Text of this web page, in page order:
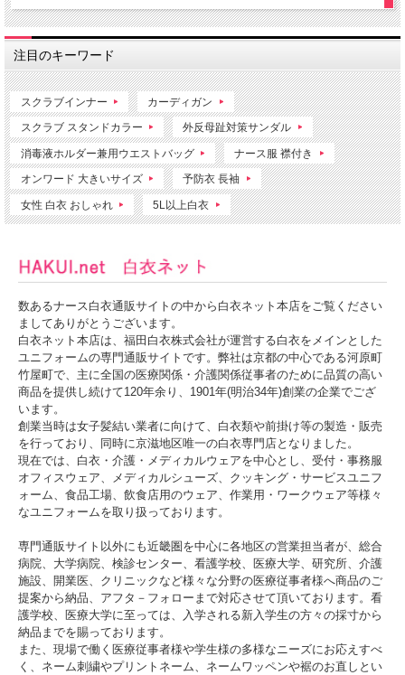
注目のキーワード
スクラブインナー カーディガン
スクラブ スタンドカラー 外反母趾対策サンダル
消毒液ホルダー兼用ウエストバッグ ナース服 襟付き
オンワード 大きいサイズ 予防衣 長袖
女性 白衣 おしゃれ 5L以上白衣
数あるナース白衣通販サイトの中から白衣ネット本店をご覧ください
ましてありがとうございます。
白衣ネット本店は、福田白衣株式会社が運営する白衣をメインとした
ユニフォームの専門通販サイトです。弊社は京都の中心である河原町
竹屋町で、主に全国の医療関係・介護関係従事者のために品質の高い
商品を提供し続けて120年余り、1901年(明治34年)創業の企業でござ
います。
創業当時は女子髪結い業者に向けて、白衣類や前掛け等の製造・販売
を行っており、同時に京滋地区唯一の白衣専門店となりました。
現在では、白衣・介護・メディカルウェアを中心とし、受付・事務服
オフィスウェア、メディカルシューズ、クッキング・サービスユニフ
ォーム、食品工場、飲食店用のウェア、作業用・ワークウェア等様々
なユニフォームを取り扱っております。
専門通販サイト以外にも近畿圏を中心に各地区の営業担当者が、総合
病院、大学病院、検診センター、看護学校、医療大学、研究所、介護
施設、開業医、クリニックなど様々な分野の医療従事者様へ商品のご
提案から納品、アフタ－フォローまで対応させて頂いております。看
護学校、医療大学に至っては、入学される新入学生の方々の採寸から
納品までを賜っております。
また、現場で働く医療従事者様や学生様の多様なニーズにお応えすべ
く、ネーム刺繍やプリントネーム、ネームワッペンや裾のお直しとい